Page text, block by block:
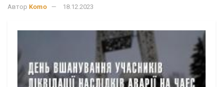
Автор Komo 18.12.2023